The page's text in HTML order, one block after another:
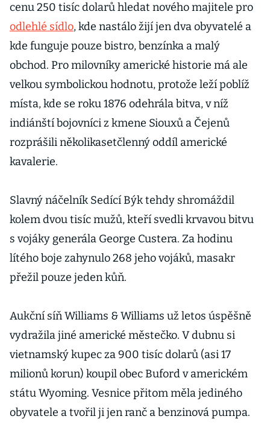
cenu 250 tisíc dolarů hledat nového majitele pro
odlehlé sídlo, kde nastálo žijí jen dva obyvatelé a
kde funguje pouze bistro, benzínka a malý
obchod. Pro milovníky americké historie má ale
velkou symbolickou hodnotu, protože leží poblíž
místa, kde se roku 1876 odehrála bitva, v níž
indiánští bojovníci z kmene Siouxů a Čejenů
rozprášili několikasetčlenný oddíl americké
kavalerie.
Slavný náčelník Sedící Býk tehdy shromáždil
kolem dvou tisíc mužů, kteří svedli krvavou bitvu
s vojáky generála George Custera. Za hodinu
lítého boje zahynulo 268 jeho vojáků, masakr
přežil pouze jeden kůň.
Aukční síň Williams & Williams už letos úspěšně
vydražila jiné americké městečko. V dubnu si
vietnamský kupec za 900 tisíc dolarů (asi 17
milionů korun) koupil obec Buford v americkém
státu Wyoming. Vesnice přitom měla jediného
obyvatele a tvořil ji jen ranč a benzinová pumpa.